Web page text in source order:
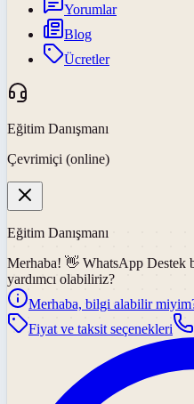
Yorumlar
Blog
Ücretler
Eğitim Danışmanı
Çevrimiçi (online)
Eğitim Danışmanı
Merhaba! 👋 WhatsApp Destek
yardımcı olabiliriz?
Merhaba, bilgi alabilir
Fiyat ve taksit seçenekleri